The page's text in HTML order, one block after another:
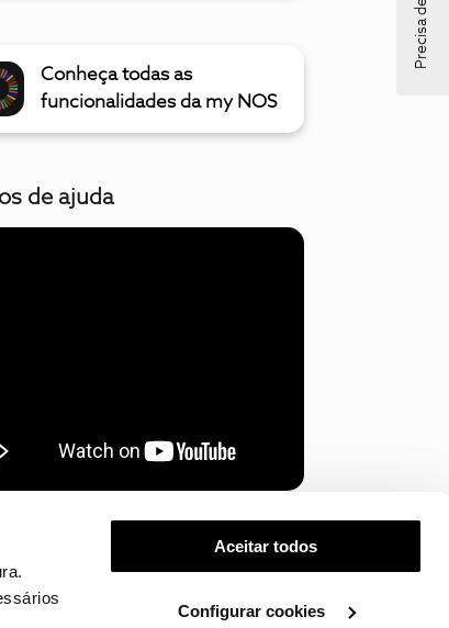
Aceitar todos
Configurar cookies
Conheça todas as
funcionalidades da my NOS
de ajuda